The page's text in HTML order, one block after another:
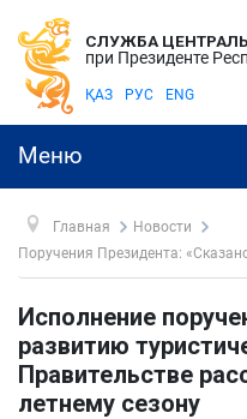
СЛУЖБА
при Президенте
ҚАЗ РУС ENG
Меню
Главная
Новости
Поручения Президента:
Исполнение
развитию
Правительстве
летнему сезону